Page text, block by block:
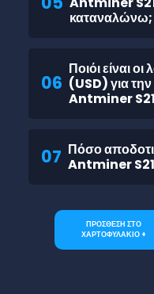
καταναλώνω;
06
Ποιόι είναι
(USD) για
Antminer
07 Πόσο
Antminer
ΠΡΟΣΘΕΣΗ ΣΤΟ
ΧΑΡΤΟΦΥΛΑΚΙΟ +